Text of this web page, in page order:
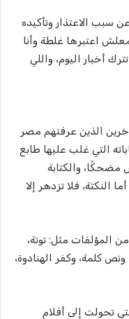
سبب الاعتذار وتأكيده
اعتبرها غلطة وأنا
أخبار اليوم، واللي
الذين عرفتهم مصر
التي غلب عليها طابع
والكتابة
النكتة، فلا تزدهر إلا
المؤلفات مثل: توتة،
كلمة، وكفر الهنادوة،
تحولت إلى أفلام